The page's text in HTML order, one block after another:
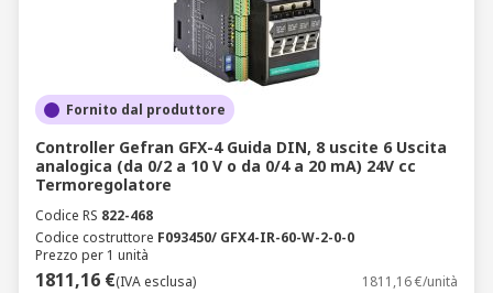
Fornito dal produttore
Controller Gefran GFX-4 Guida DIN, 8 uscite 6 Uscita
analogica (da 0/2 a 10 V o da 0/4 a 20 mA) 24V cc
Termoregolatore
Codice RS 822-468
Codice costruttore F093450/ GFX4-IR-60-W-2-0-0
Prezzo per 1 unità
1811,16 €(IVA esclusa) 1811,16 €/unità